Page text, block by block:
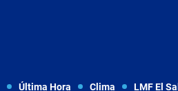
Última Hora Clima LMF El